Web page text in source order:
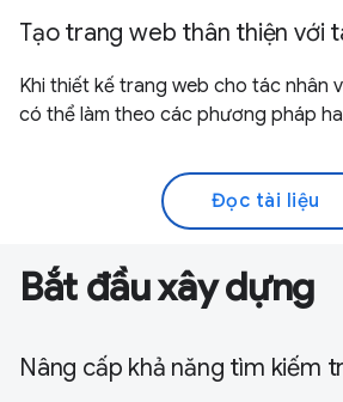
Tạo trang web thân thiện với
Khi thiết kế trang web cho tác nhân
có thể làm theo các phương pháp
Đọc tài liệu
Bắt đầu xây dựng
Nâng cấp khả năng tìm kiếm